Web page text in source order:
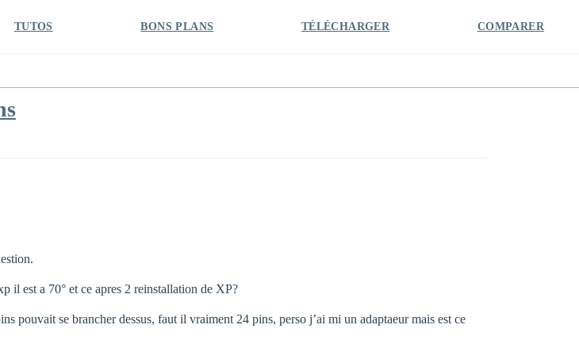
TUTOS BONS PLANS TÉLÉCHARGER COMPARER
il est a 70° et ce apres 2 reinstallation de XP?
pouvait se brancher dessus, faut il vraiment 24 pins, perso j’ai mi un adaptaeur mais est ce